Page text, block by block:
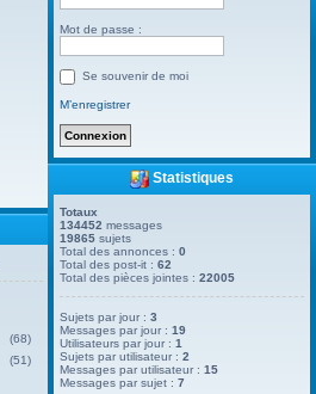
(68)
(51)
Mot de passe :
Se souvenir de moi
M’enregistrer
Statistiques
Totaux
134452 messages
19865 sujets
Total des annonces :0
Total des post-it :62
Total des pièces jointes :22005
Sujets par jour :3
Messages par jour :19
Utilisateurs par jour :1
Sujets par utilisateur :2
Messages par utilisateur :15
Messages par sujet :7